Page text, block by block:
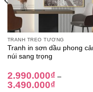
TRANH TREO TƯỜNG
Tranh in sơn dầu phong
núi sang trọng
2.990.000₫ –
3.490.000₫